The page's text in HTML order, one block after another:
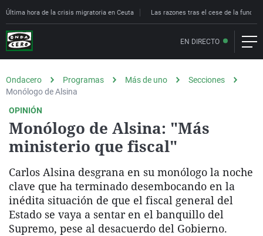
Última hora de la crisis migratoria en Ceuta Las razones tras el cese de la
EN DIRECTO
Ondacero Programas Más de uno
Secciones
Monólogo de Alsina
OPINIÓN
Monólogo de Alsina: "Más
ministerio que fiscal"
Carlos Alsina desgrana en su monólogo la noche
clave que ha terminado desembocando en la
inédita situación de que el fiscal general del
Estado se vaya a sentar en el banquillo del
Supremo, pese al desacuerdo del Gobierno.